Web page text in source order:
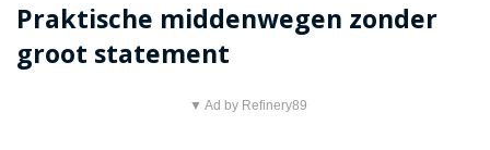
Praktische middenwegen zonder
groot statement
▼ Ad by Refinery89